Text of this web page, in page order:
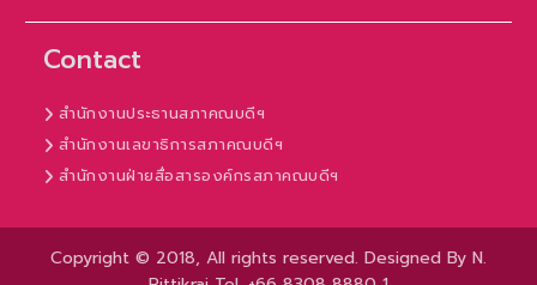
Contact
สำนักงานประธานสภาคณบดีฯ
สำนักงานเลขาธิการสภาคณบดีฯ
สำนักงานฝ่ายสื่อสารองค์กรสภาคณบดีฯ
Copyright © 2018, All rights reserved. Designed By N.